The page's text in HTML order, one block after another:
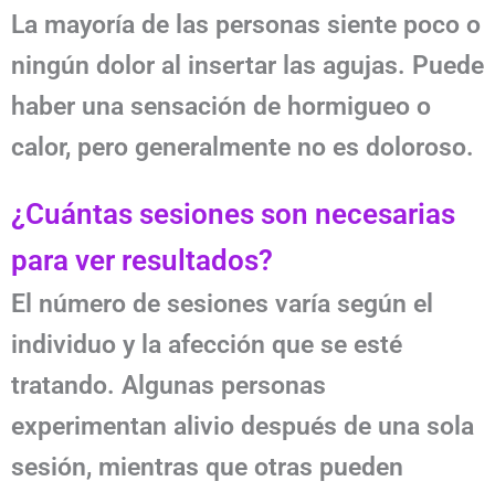
La mayoría de las personas siente poco o
ningún dolor al insertar las agujas. Puede
haber una sensación de hormigueo o
calor, pero generalmente no es doloroso.
¿Cuántas sesiones son necesarias
para ver resultados?
El número de sesiones varía según el
individuo y la afección que se esté
tratando. Algunas personas
experimentan alivio después de una sola
sesión, mientras que otras pueden